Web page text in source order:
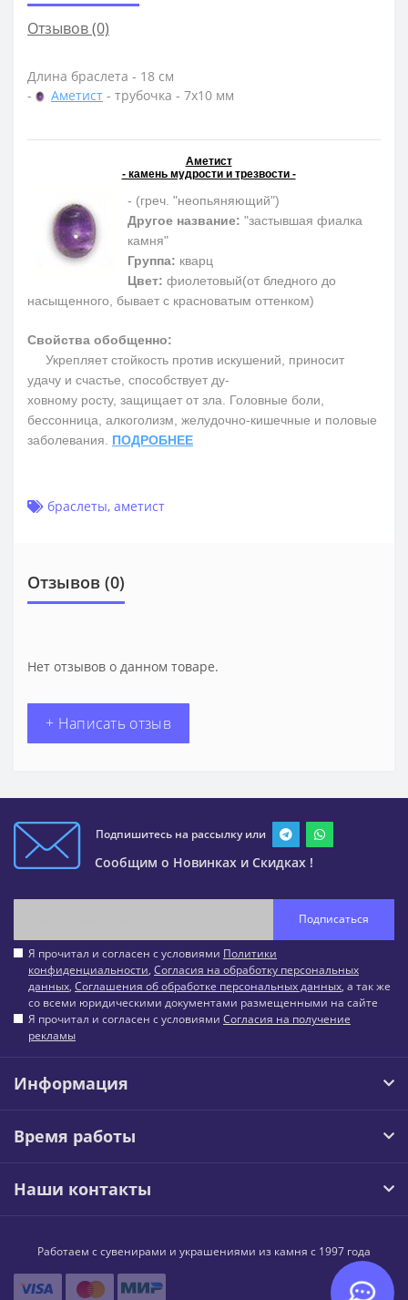
Отзывов (0)
Длина браслета - 18 см
-
Аметист - трубочка - 7х10 мм
Аметист
- камень мудрости и трезвости -
- (греч. "неопьяняющий")
Другое название: "застывшая фиалка
камня"
Группа: кварц
Цвет: фиолетовый(от бледного до
насыщенного, бывает с красноватым оттенком)
Свойства обобщенно:
Укрепляет стойкость против искушений, приносит
удачу и счастье, способствует ду-
ховному росту, защищает от зла. Головные боли,
бессонница, алкоголизм, желудочно-кишечные и половые
заболевания. ПОДРОБНЕЕ
браслеты, аметист
Отзывов (0)
Нет отзывов о данном товаре.
+ Написать отзыв
Подпишитесь на рассылку или
Сообщим о Новинках и Скидках !
Подписаться
Я прочитал и согласен с условиями Политики
конфиденциальности, Согласия на обработку персональных
данных, Соглашения об обработке персональных данных, а так же
со всеми юридическими документами размещенными на сайте
Я прочитал и согласен с условиями Согласия на получение
рекламы
Информация
Время работы
Наши контакты
Работаем с сувенирами и украшениями из камня с 1997 года